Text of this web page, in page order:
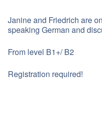
Janine and Friedrich are
speaking German and
From level B1+/ B2
Registration required!